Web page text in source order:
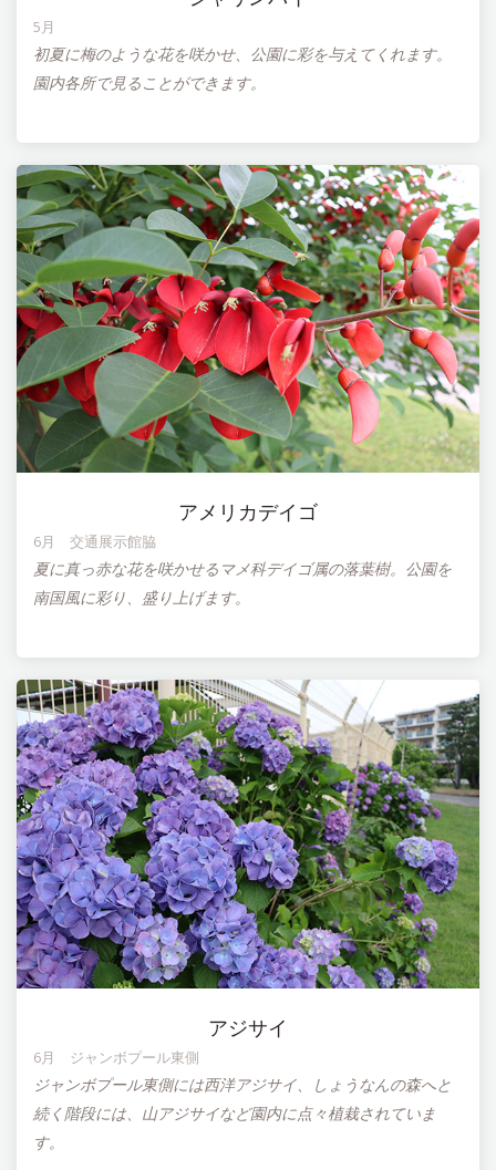
5月
初夏に梅のような花を咲かせ、公園に彩を与えてくれます。
園内各所で見ることができます。
アメリカデイゴ
6月 交通展示館脇
夏に真っ赤な花を咲かせるマメ科デイゴ属の落葉樹。公園を
南国風に彩り、盛り上げます。
アジサイ
6月 ジャンボプール東側
ジャンボプール東側には西洋アジサイ、しょうなんの森へと
続く階段には、山アジサイなど園内に点々植栽されていま
す。